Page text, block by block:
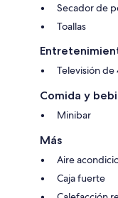
Secador de
Toallas
Televisión de
Comida y
Minibar
Más
Aire
Caja fuerte